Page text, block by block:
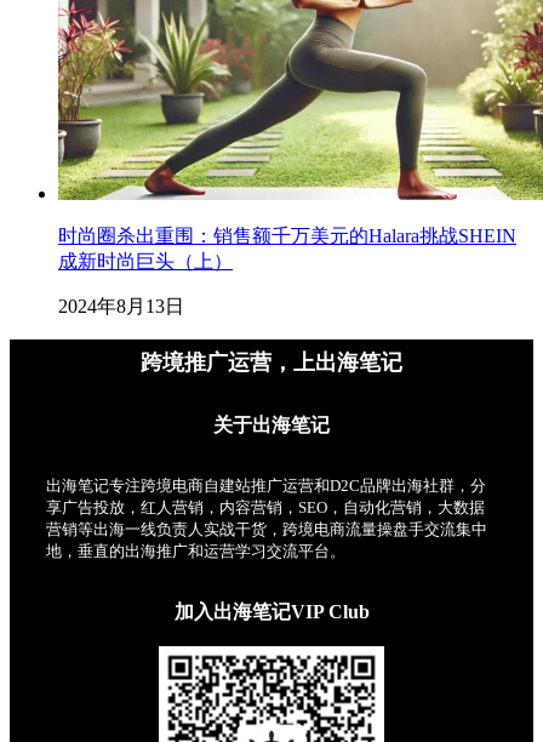
时尚圈杀出重围：销售额千万美元的Halara挑战SHEIN
成新时尚巨头（上）
2024年8月13日
跨境推广运营，上出海笔记
关于出海笔记
出海笔记专注跨境电商自建站推广运营和D2C品牌出海社群，分
享广告投放，红人营销，内容营销，SEO，自动化营销，大数据
营销等出海一线负责人实战干货，跨境电商流量操盘手交流集中
地，垂直的出海推广和运营学习交流平台。
加入出海笔记VIP Club